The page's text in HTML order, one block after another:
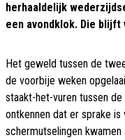
herhaaldelijk
een avondklok. Die blijft
Het geweld tussen de
de voorbije weken
staakt-het-vuren tussen
ontkennen dat er sprake is
schermutselingen